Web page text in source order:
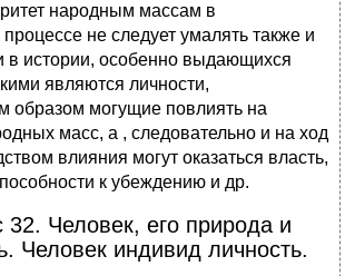
народным массам в
не следует умалять также и
в истории, особенно выдающихся
являются личности,
образом могущие повлиять на
масс, а , следовательно и на ход
влияния могут оказаться власть,
к убеждению и др.
32. Человек, его природа и
Человек индивид личность.